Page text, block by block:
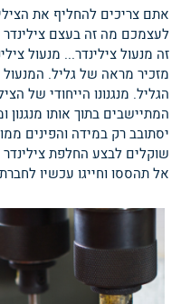
אתם צריכים להחליף את
לעצמכם מה זה בעצם
זה מנעול צילינדר... מנעול
מזכיר מראה של גליל.
הגליל. מנגנונו הייחודי של
המתיישבים בתוך אותו
יסתובב רק במידה והפינים
שוקלים לבצע החלפת צילינדר
אל תהססו וחייגו עכשיו לחברת צוק